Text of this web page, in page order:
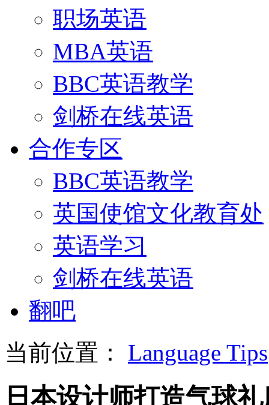
职场英语
MBA英语
BBC英语教学
剑桥在线英语
合作专区
BBC英语教学
英国使馆文化教育处
英语学习
剑桥在线英语
翻吧
当前位置： Language Tips
日本设计师打造气球